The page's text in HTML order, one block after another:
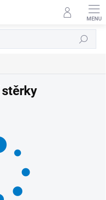
Hledat